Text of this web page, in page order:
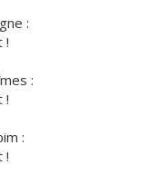
:
!
:
!
:
!